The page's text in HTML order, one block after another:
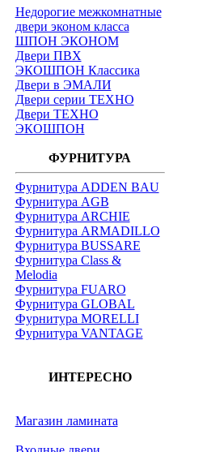
Недорогие межкомнатные
двери эконом класса
ШПОН ЭКОНОМ
Двери ПВХ
ЭКОШПОН Классика
Двери в ЭМАЛИ
Двери серии ТЕХНО
Двери ТЕХНО
ЭКОШПОН
ФУРНИТУРА
Фурнитура ADDEN BAU
Фурнитура AGB
Фурнитура ARCHIE
Фурнитура ARMADILLO
Фурнитура BUSSARE
Фурнитура Class &
Melodia
Фурнитура FUARO
Фурнитура GLOBAL
Фурнитура MORELLI
Фурнитура VANTAGE
ИНТЕРЕСНО
Магазин ламината